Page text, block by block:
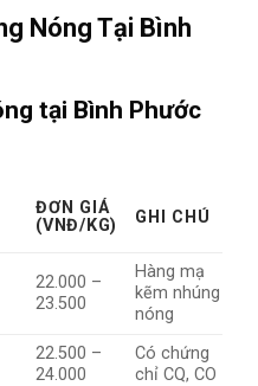
Nóng Tại Bình
tại Bình Phước
ĐƠN GIÁ
(VNĐ/KG)
GHI CHÚ
22.000 –
23.500
Hàng mạ
kẽm nhúng
nóng
22.500 –
24.000
Có chứng
chỉ CQ, CO